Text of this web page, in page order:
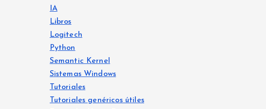
IA
Libros
Logitech
Python
Semantic Kernel
Sistemas Windows
Tutoriales
Tutoriales genéricos útiles